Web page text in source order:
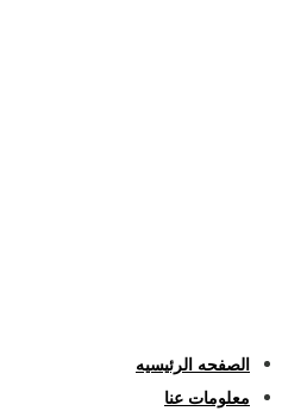
الصفحه الرئيسيه
معلومات عنا